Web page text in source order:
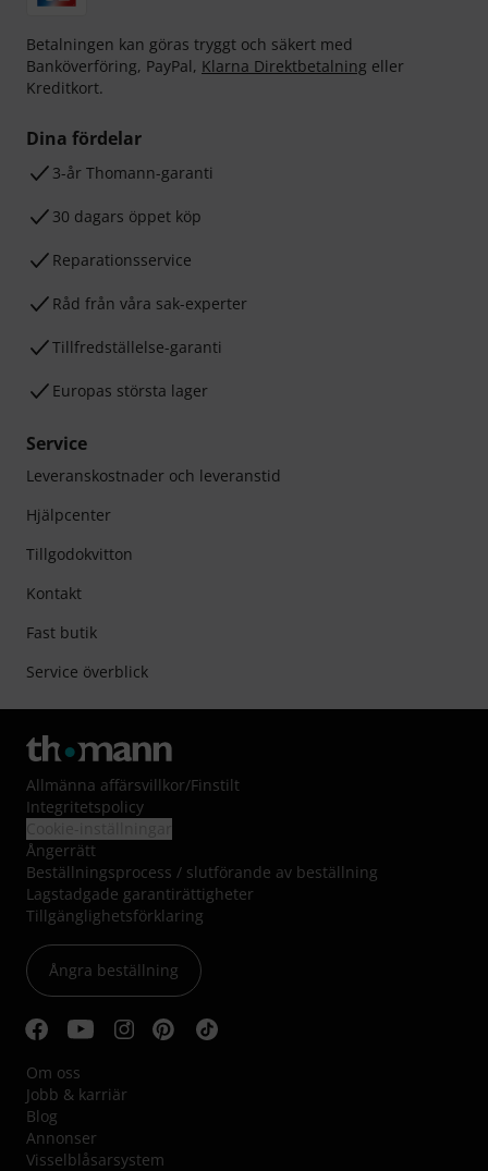
Betalningen kan göras tryggt och säkert med
Banköverföring, PayPal, Klarna Direktbetalning eller
Kreditkort.
Dina fördelar
3-år Thomann-garanti
30 dagars öppet köp
Reparationsservice
Råd från våra sak-experter
Tillfredställelse-garanti
Europas största lager
Service
Leveranskostnader och leveranstid
Hjälpcenter
Tillgodokvitton
Kontakt
Fast butik
Service överblick
Allmänna affärsvillkor/Finstilt
Integritetspolicy
Ångerrätt
Beställningsprocess / slutförande av beställning
Lagstadgade garantirättigheter
Tillgänglighetsförklaring
Ångra beställning
Om oss
Jobb & karriär
Blog
Annonser
Visselblåsarsystem